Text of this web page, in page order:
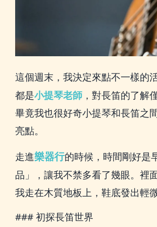
這個週末，我決定來點不一樣的
都是小提琴老師 ，對長笛的了解
畢竟我也很好奇小提琴和長笛之
亮點。
走進樂器行的時候，時間剛好是
品」，讓我不禁多看了幾眼。裡
我走在木質地板上，鞋底發出輕
### 初探長笛世界